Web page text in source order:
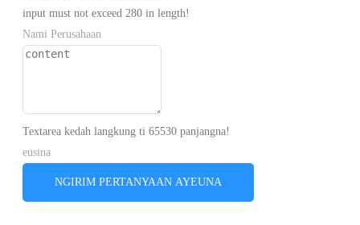
input must not exceed 280 in length!
Nami Perusahaan
Textarea kedah langkung ti 65530 panjangna!
eusina
NGIRIM PERTANYAAN AYEUNA